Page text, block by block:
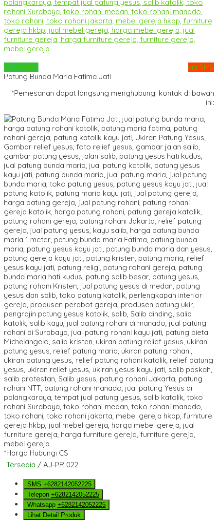
Whatsapp
via SMS
Patung Bunda Maria Fatima Jati
*Pemesanan dapat langsung menghubungi kontak di bawah
ini:
*Harga Hubungi CS
Tersedia / AJ-PR 022
SMS +6282142052225
Telepon +6282142052225
Whatsapp +6282142052225
Lihat Detail Produk